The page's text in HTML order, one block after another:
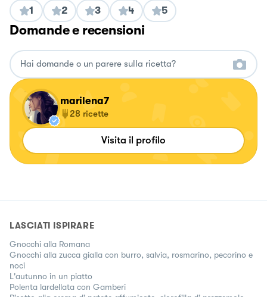
1 2 3 4 5
Domande e recensioni
marilena7
28 ricette
Visita il profilo
LASCIATI ISPIRARE
Gnocchi alla Romana
Gnocchi alla zucca gialla con burro, salvia, rosmarino, pecorino e
noci
L'autunno in un piatto
Polenta lardellata con Gamberi